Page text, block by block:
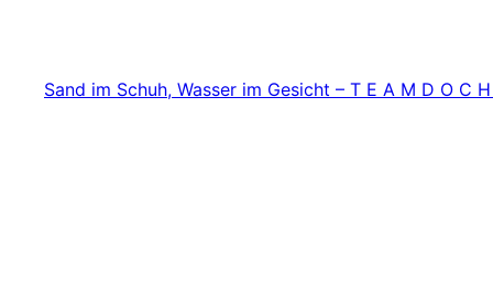
springen
Sand im Schuh, Wasser im Gesicht – T E A M D O C